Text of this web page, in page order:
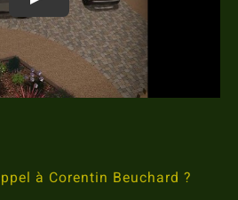
à Corentin Beuchard ?